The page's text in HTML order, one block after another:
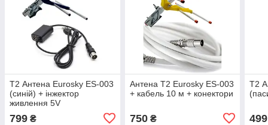
Т2 Антена Eurosky ES-003
(синій) + інжектор
живлення 5V
799 ₴
Антена Т2 Eurosky ES-003
+ кабель 10 м + конектори
750₴
Т2
499